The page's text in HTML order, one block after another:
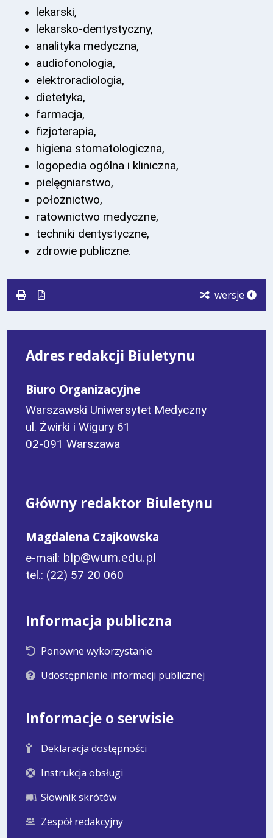
lekarski,
lekarsko-dentystyczny,
analityka medyczna,
audiofonologia,
elektroradiologia,
dietetyka,
farmacja,
fizjoterapia,
higiena stomatologiczna,
logopedia ogólna i kliniczna,
pielęgniarstwo,
położnictwo,
ratownictwo medyczne,
techniki dentystyczne,
zdrowie publiczne.
wersje
Adres redakcji Biuletynu
Biuro Organizacyjne
Warszawski Uniwersytet Medyczny
ul. Żwirki i Wigury 61
02-091 Warszawa
Główny redaktor Biuletynu
Magdalena Czajkowska
e-mail: bip@wum.edu.pl
tel.: (22) 57 20 060
Informacja publiczna
Ponowne wykorzystanie
Udostępnianie informacji publicznej
Informacje o serwisie
Deklaracja dostępności
Instrukcja obsługi
Słownik skrótów
Zespół redakcyjny